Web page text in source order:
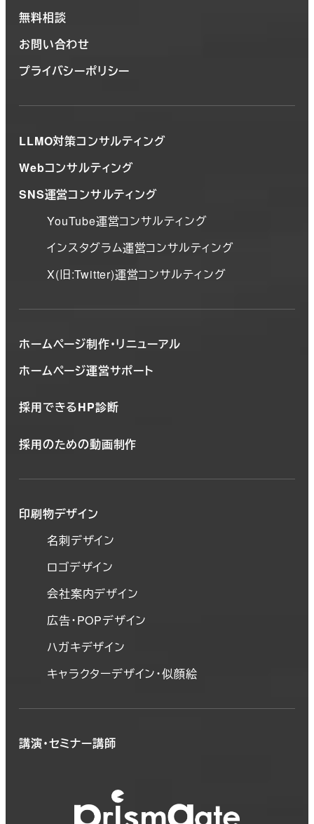
無料相談
お問い合わせ
プライバシーポリシー
LLMO対策コンサルティング
Webコンサルティング
SNS運営コンサルティング
YouTube運営コンサルティング
インスタグラム運営コンサルティング
X(旧:Twitter)運営コンサルティング
ホームページ制作・リニューアル
ホームページ運営サポート
採用できるHP診断
採用のための動画制作
印刷物デザイン
名刺デザイン
ロゴデザイン
会社案内デザイン
広告・POPデザイン
ハガキデザイン
キャラクターデザイン・似顔絵
講演・セミナー講師